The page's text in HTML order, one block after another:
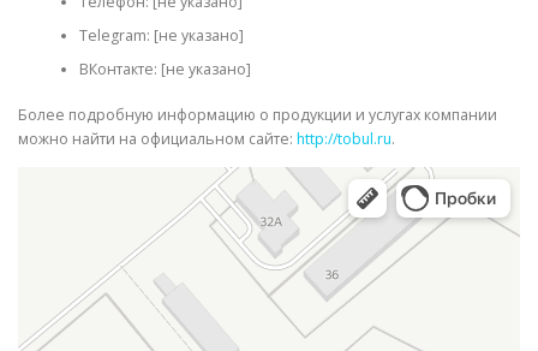
Telegram: [не указано]
ВКонтакте: [не указано]
Более подробную информацию о продукции и услугах компании
можно найти на официальном сайте: http://tobul.ru.